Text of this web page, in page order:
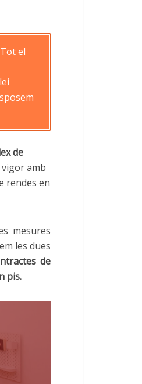
el
de
amb
rendes en
mesures
les dues
de
pis.